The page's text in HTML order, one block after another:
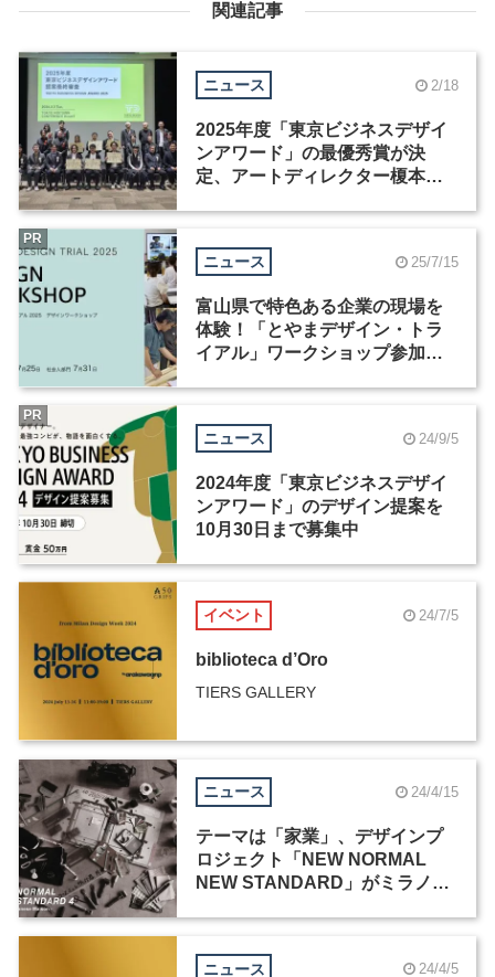
関連記事
ニュース 2/18
2025年度「東京ビジネスデザイ
ンアワード」の最優秀賞が決
定、アートディレクター榎本清
ニュース 25/7/15
富山県で特色ある企業の現場を
体験！「とやまデザイン・トラ
イアル」ワークショップ参加者
PR
ニュース 24/9/5
2024年度「東京ビジネスデザイ
ンアワード」のデザイン提案を
10月30日まで募集中
PR
イベント 24/7/5
biblioteca d’Oro
TIERS GALLERY
ニュース 24/4/15
テーマは「家業」、デザインプ
ロジェクト「NEW NORMAL
NEW STANDARD」がミラノデ
ニュース 24/4/5